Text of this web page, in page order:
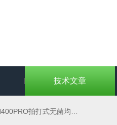
技术文章
拍打式无菌均质器